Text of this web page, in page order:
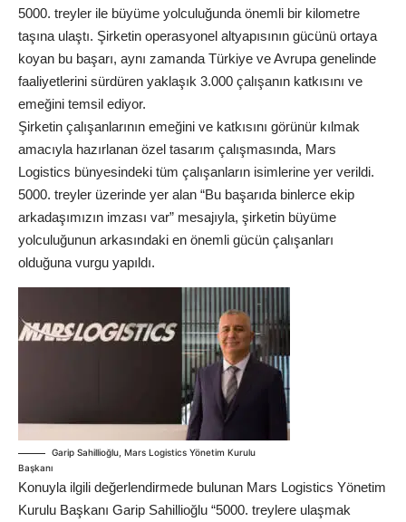
5000. treyler ile büyüme yolculuğunda önemli bir kilometre
taşına ulaştı. Şirketin operasyonel altyapısının gücünü ortaya
koyan bu başarı, aynı zamanda Türkiye ve Avrupa genelinde
faaliyetlerini sürdüren yaklaşık 3.000 çalışanın katkısını ve
emeğini temsil ediyor.
Şirketin çalışanlarının emeğini ve katkısını görünür kılmak
amacıyla hazırlanan özel tasarım çalışmasında, Mars
Logistics bünyesindeki tüm çalışanların isimlerine yer verildi.
5000. treyler üzerinde yer alan “Bu başarıda binlerce ekip
arkadaşımızın imzası var” mesajıyla, şirketin büyüme
yolculuğunun arkasındaki en önemli gücün çalışanları
olduğuna vurgu yapıldı.
Garip Sahillioğlu, Mars Logistics Yönetim Kurulu
Başkanı
Konuyla ilgili değerlendirmede bulunan Mars Logistics Yönetim
Kurulu Başkanı Garip Sahillioğlu “5000. treylere ulaşmak